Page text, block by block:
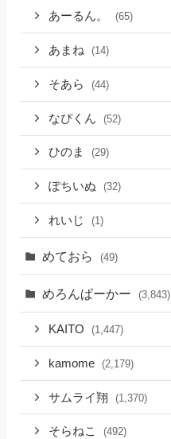
あーるん。 (65)
あまね (14)
そあら (44)
なぴくん (52)
ひのま (29)
ぽちいぬ (32)
れいじ (1)
めておら (49)
めろんぱーかー (3,843)
KAITO (1,447)
kamome (2,179)
サムライ翔 (1,370)
そらねこ (492)